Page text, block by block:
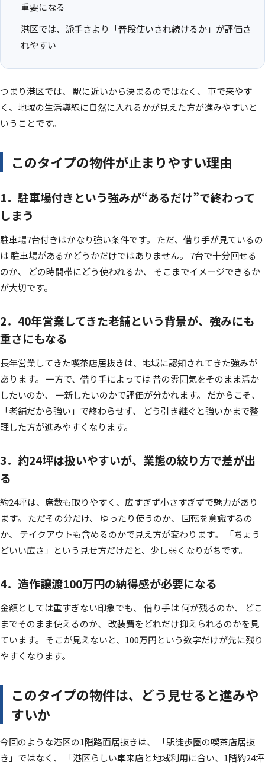
重要になる
港区では、派手さより「普段使いされ続けるか」が評価さ
れやすい
つまり港区では、 駅に近いから決まるのではなく、 車で来やす
く、地域の生活導線に自然に入れるかが見えた方が進みやすいと
いうことです。
このタイプの物件が止まりやすい理由
1．駐車場付きという強みが“あるだけ”で終わって
しまう
駐車場7台付きはかなり強い条件です。 ただ、借り手が見ているの
は 駐車場があるかどうかだけではありません。 7台で十分回せる
のか、 どの時間帯にどう使われるか、 そこまでイメージできるか
が大切です。
2．40年営業してきた老舗という背景が、強みにも
重さにもなる
長年営業してきた喫茶店居抜きは、地域に認知されてきた強みが
あります。 一方で、借り手によっては 昔の雰囲気をそのまま活か
したいのか、 一新したいのかで評価が分かれます。 だからこそ、
「老舗だから強い」で終わらせず、 どう引き継ぐと強いかまで整
理した方が進みやすくなります。
3．約24坪は扱いやすいが、業態の絞り方で差が出
る
約24坪は、席数も取りやすく、広すぎず小さすぎずで魅力があり
ます。 ただその分だけ、 ゆったり使うのか、 回転を意識するの
か、 テイクアウトも含めるのかで見え方が変わります。 「ちょう
どいい広さ」という見せ方だけだと、少し弱くなりがちです。
4．造作譲渡100万円の納得感が必要になる
金額としては重すぎない印象でも、 借り手は 何が残るのか、 どこ
までそのまま使えるのか、 改装費をどれだけ抑えられるのかを見
ています。 そこが見えないと、100万円という数字だけが先に残り
やすくなります。
このタイプの物件は、どう見せると進みや
すいか
今回のような港区の1階路面居抜きは、 「駅徒歩圏の喫茶店居抜
き」ではなく、 「港区らしい車来店と地域利用に合い、1階約24坪